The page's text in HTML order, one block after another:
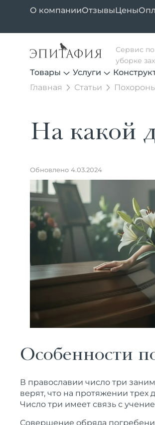
О компанииОтзывыЦены
Сервис по
уборке
Товары
Услуги
Главная
Статьи
На какой
Обновлено 4.03.2024
Особенности
В православии число три
верят, что на протяжении
Число три имеет связь с
Совершение обряда